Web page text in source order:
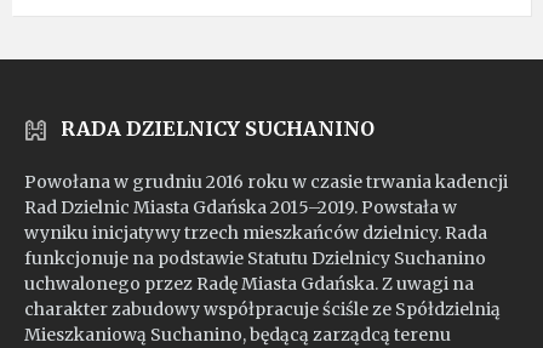
mp4
RADA DZIELNICY SUCHANINO
Powołana w grudniu 2016 roku w czasie trwania kadencji
Rad Dzielnic Miasta Gdańska 2015–2019. Powstała w
wyniku inicjatywy trzech mieszkańców dzielnicy. Rada
funkcjonuje na podstawie Statutu Dzielnicy Suchanino
uchwalonego przez Radę Miasta Gdańska. Z uwagi na
charakter zabudowy współpracuje ściśle ze Spółdzielnią
Mieszkaniową Suchanino, będącą zarządcą terenu